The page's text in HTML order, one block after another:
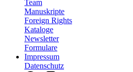
Team
Manuskripte
Foreign Rights
Kataloge
Newsletter
Formulare
Impressum
Datenschutz